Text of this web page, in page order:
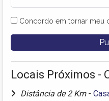
Concordo em tornar meu
Locais Próximos -
Distância de 2 Km -